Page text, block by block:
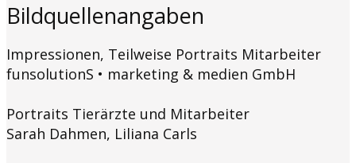
Bildquellenangaben
Impressionen, Teilweise Portraits Mitarbeiter
funsolutionS • marketing & medien GmbH
Portraits Tierärzte und Mitarbeiter
Sarah Dahmen, Liliana Carls